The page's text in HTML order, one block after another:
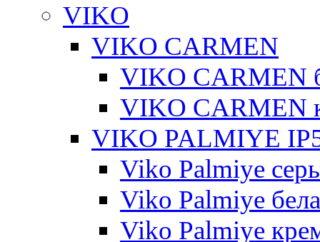
VIKO
VIKO CARMEN
VIKO CARMEN
VIKO CARMEN
VIKO PALMIYE
Viko Palmiye
Viko Palmiye
Viko Palmiye